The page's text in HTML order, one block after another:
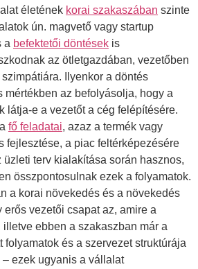
életének korai szakaszában szinte
ún. magvető vagy startup
a befektetői döntések is
az ötletgazdában, vezetőben
Ilyenkor a döntés
mértékben az befolyásolja, hogy a
látja-e a vezetőt a cég felépítésére.
fő feladatai, azaz a termék vagy
fejlesztése, a piac feltérképezésére
üzleti terv kialakítása során hasznos,
összpontosulnak ezek a folyamatok.
a korai növekedés és a növekedés
vezetői csapat az, amire a
illetve ebben a szakaszban már a
folyamatok és a szervezet struktúrája
ezek ugyanis a vállalat